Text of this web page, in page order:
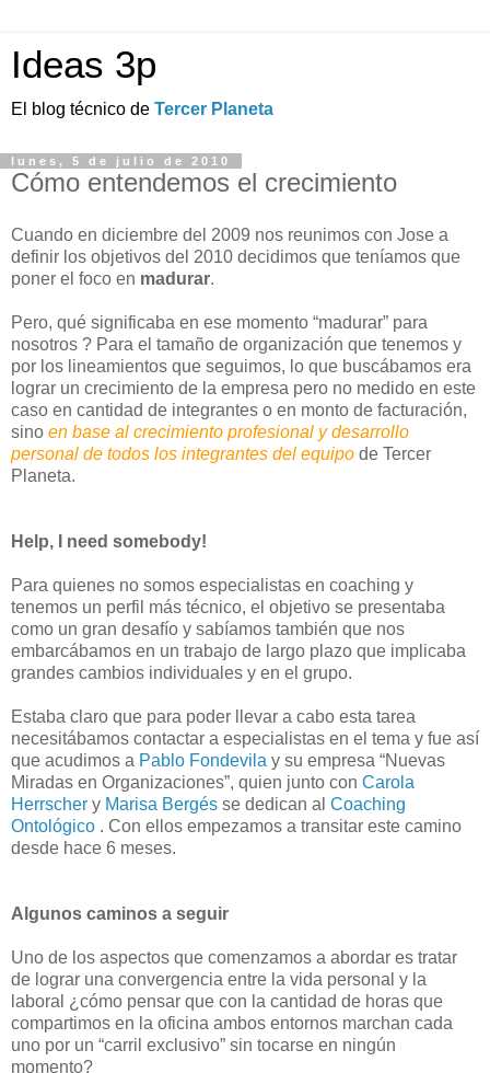
Ideas 3p
El blog técnico de Tercer Planeta
lunes, 5 de julio de 2010
Cómo entendemos el crecimiento
Cuando en diciembre del 2009 nos reunimos con Jose a
definir los objetivos del 2010 decidimos que teníamos que
poner el foco en madurar.
Pero, qué significaba en ese momento “madurar” para
nosotros ? Para el tamaño de organización que tenemos y
por los lineamientos que seguimos, lo que buscábamos era
lograr un crecimiento de la empresa pero no medido en este
caso en cantidad de integrantes o en monto de facturación,
sino en base al crecimiento profesional y desarrollo
personal de todos los integrantes del equipo de Tercer
Planeta.
Help, I need somebody!
Para quienes no somos especialistas en coaching y
tenemos un perfil más técnico, el objetivo se presentaba
como un gran desafío y sabíamos también que nos
embarcábamos en un trabajo de largo plazo que implicaba
grandes cambios individuales y en el grupo.
Estaba claro que para poder llevar a cabo esta tarea
necesitábamos contactar a especialistas en el tema y fue así
que acudimos a Pablo Fondevila y su empresa “Nuevas
Miradas en Organizaciones”, quien junto con Carola
Herrscher y Marisa Bergés se dedican al Coaching
Ontológico . Con ellos empezamos a transitar este camino
desde hace 6 meses.
Algunos caminos a seguir
Uno de los aspectos que comenzamos a abordar es tratar
de lograr una convergencia entre la vida personal y la
laboral ¿cómo pensar que con la cantidad de horas que
compartimos en la oficina ambos entornos marchan cada
uno por un “carril exclusivo” sin tocarse en ningún
momento?